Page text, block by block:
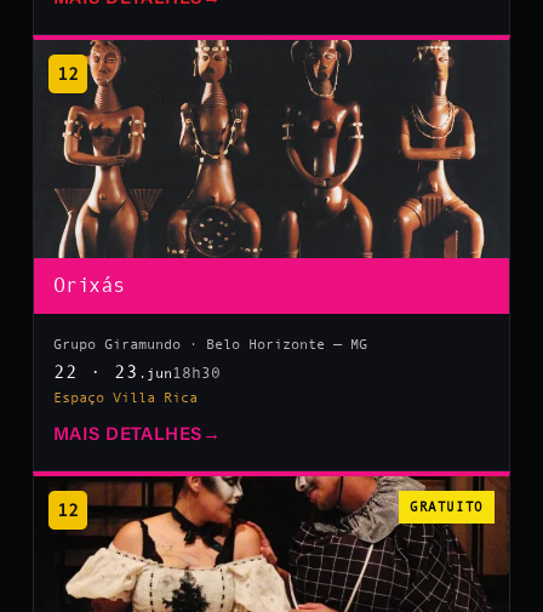
12
Orixás
Grupo Giramundo · Belo Horizonte — MG
22 · 23 .jun 18h30
Espaço Villa Rica
MAIS DETALHES →
12 GRATUITO